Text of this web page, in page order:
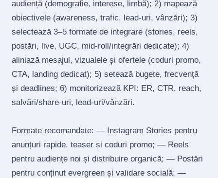
audiență (demografie, interese, limbă); 2) mapează
obiectivele (awareness, trafic, lead‑uri, vânzări); 3)
selectează 3–5 formate de integrare (stories, reels,
postări, live, UGC, mid‑roll/integrări dedicate); 4)
aliniază mesajul, vizualele și ofertele (coduri promo,
CTA, landing dedicat); 5) setează bugete, frecvență
și deadlines; 6) monitorizează KPI: ER, CTR, reach,
salvări/share‑uri, lead‑uri/vânzări.
Formate recomandate: — Instagram Stories pentru
anunțuri rapide, teaser și coduri promo; — Reels
pentru audiențe noi și distribuire organică; — Postări
pentru conținut evergreen și validare socială; —